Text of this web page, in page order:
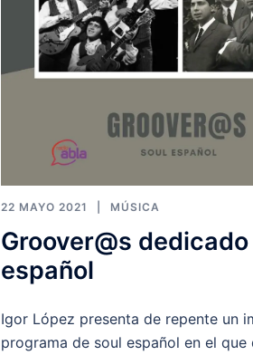
22 MAYO 2021 MÚSICA
Groover@s
español
Igor López presenta de repente un
programa de soul español en el que